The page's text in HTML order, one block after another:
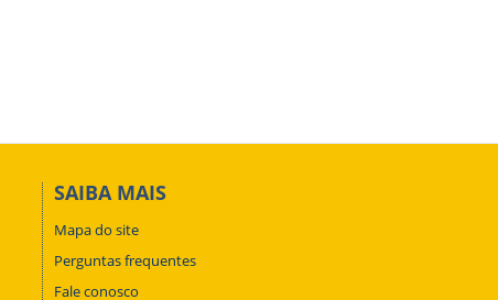
SAIBA MAIS
Mapa do site
Perguntas frequentes
Fale conosco